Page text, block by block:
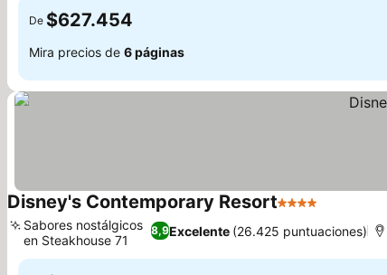
De $627.454
Mira precios de 6 páginas
Disney's Contemporary Resort4 Estrellas
8,9Excelente (26.425 puntuaciones)
Sabores nostálgicos
en Steakhouse 71